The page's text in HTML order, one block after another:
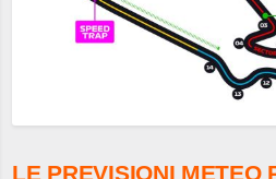
LE PREVISIONI METEO